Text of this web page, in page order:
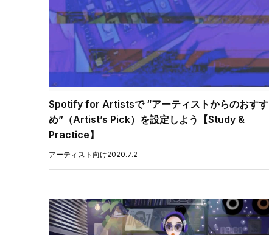
Spotify for Artistsで “アーティストからのおすす
め”（Artist’s Pick）を設定しよう【Study &
Practice】
アーティスト向け2020.7.2